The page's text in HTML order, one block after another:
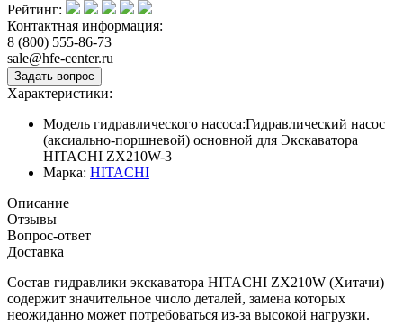
Рейтинг:
Контактная информация:
8 (800) 555-86-73
sale@hfe-center.ru
Характеристики:
Модель гидравлического насоса:Гидравлический насос
(аксиально-поршневой) основной для Экскаватора
HITACHI ZX210W-3
Марка: HITACHI
Описание
Отзывы
Вопрос-ответ
Доставка
Состав гидравлики экскаватора HITACHI ZX210W (Хитачи)
содержит значительное число деталей, замена которых
неожиданно может потребоваться из-за высокой нагрузки.